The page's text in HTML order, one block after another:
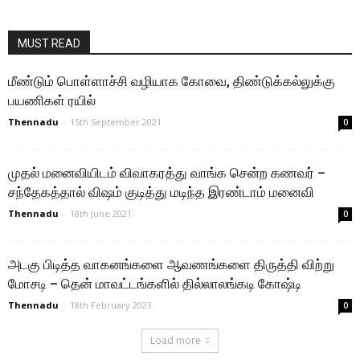
MUST READ
மீண்டும் பொள்ளாச்சி வழியாக கோவை, திண்டுக்கல்லுக்கு
பயணிகள் ரயில்
Thennadu - 15th September 2021 0
முதல் மனைவியிடம் விவாகரத்து வாங்க சென்ற கணவர் –
சந்தேகத்தால் விஷம் குடித்து மடிந்த இரண்டாம் மனைவி
Thennadu - 18th June 2021 0
அடகு பிடித்த வாகனங்களை ஆவணங்களை திருத்தி விற்று
மோசடி – தென் மாவட்டங்களில் தில்லாலங்கடி கோஷ்டி
Thennadu - 18th February 2023 0
Load more